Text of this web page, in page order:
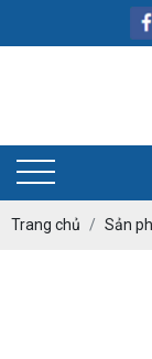
Trang chủ Sản